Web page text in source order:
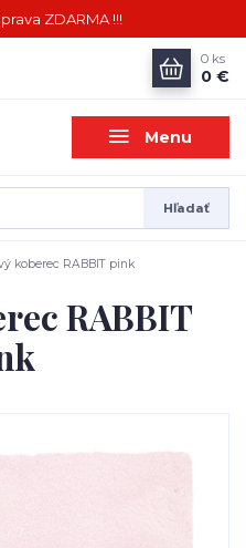
ZDARMA !!!
Menu
Hľadať
0 ks
0 €
koberec RABBIT pink
RABBIT